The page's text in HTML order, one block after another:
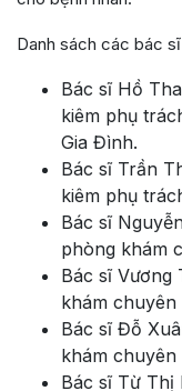
Danh sách các bác
Bác sĩ Hồ
kiêm phụ
Gia Đình.
Bác sĩ Trần
kiêm phụ
Bác sĩ
phòng khám
Bác sĩ Vương
khám chuyên
Bác sĩ Đỗ
khám chuyên
Bác sĩ Từ Thị